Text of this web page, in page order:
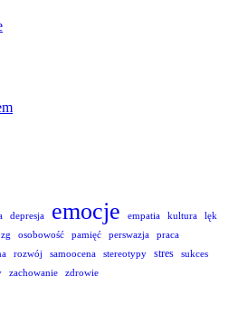
depresja emocje empatia kultura
lęk
osobowość pamięć perswazja
praca
rozwój samoocena stereotypy stres sukces
zachowanie zdrowie